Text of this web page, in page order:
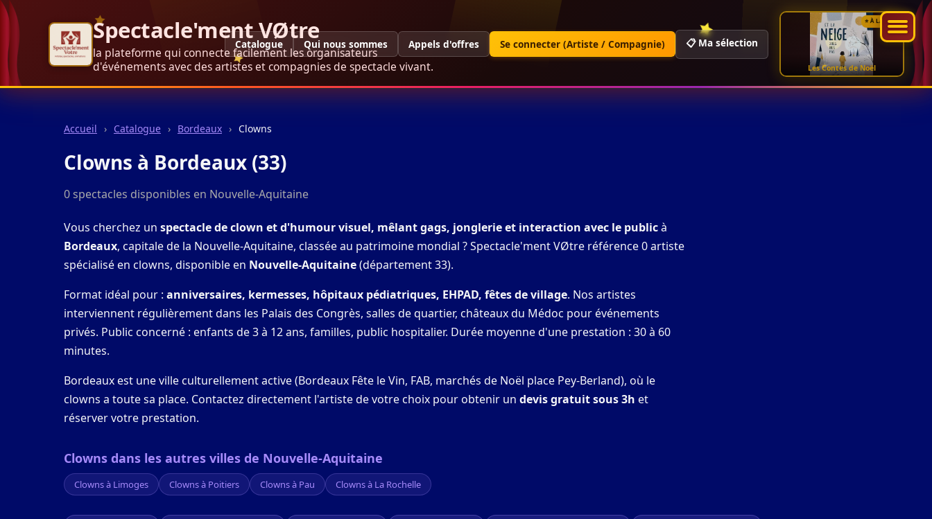
Spectacle'ment VØtre
la plateforme qui connecte facilement les organisateurs
d'événements avec des artistes et compagnies de spectacle vivant.
Catalogue Qui nous sommes Appels d'offres Se connecter (Artiste / Compagnie) 📋 Ma sélection
Les Contes de Noël
⭐ À LA UNE
Accueil › Catalogue › Bordeaux › Clowns
Clowns à Bordeaux (33)
0 spectacles disponibles en Nouvelle-Aquitaine
Vous cherchez un spectacle de clown et d'humour visuel, mêlant gags, jonglerie et interaction avec le publicà
Bordeaux, capitale de la Nouvelle-Aquitaine, classée au patrimoine mondial ? Spectacle'ment VØtre référence 0 artiste
spécialisé en clowns, disponible en Nouvelle-Aquitaine(département 33).
Format idéal pour : anniversaires, kermesses, hôpitaux pédiatriques, EHPAD, fêtes de village. Nos artistes
interviennent régulièrement dans les Palais des Congrès, salles de quartier, châteaux du Médoc pour événements
privés. Public concerné : enfants de 3 à 12 ans, familles, public hospitalier. Durée moyenne d'une prestation : 30 à 60
minutes.
Bordeaux est une ville culturellement active (Bordeaux Fête le Vin, FAB, marchés de Noël place Pey-Berland), où le
clowns a toute sa place. Contactez directement l'artiste de votre choix pour obtenir un devis gratuit sous 3h et
réserver votre prestation.
Clowns dans les autres villes de Nouvelle-Aquitaine
Clowns à Limoges Clowns à Poitiers Clowns à Pau Clowns à La Rochelle